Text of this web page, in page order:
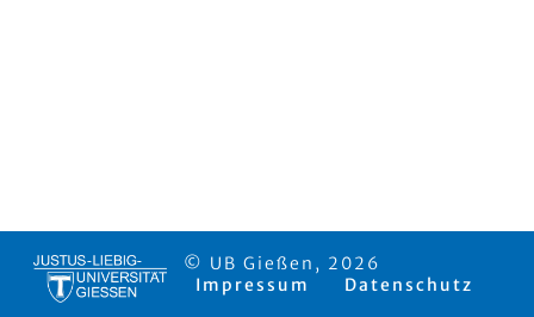
© UB Gießen, 2026
Impressum
Datenschutz